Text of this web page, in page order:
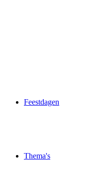
Feestdagen
Thema's